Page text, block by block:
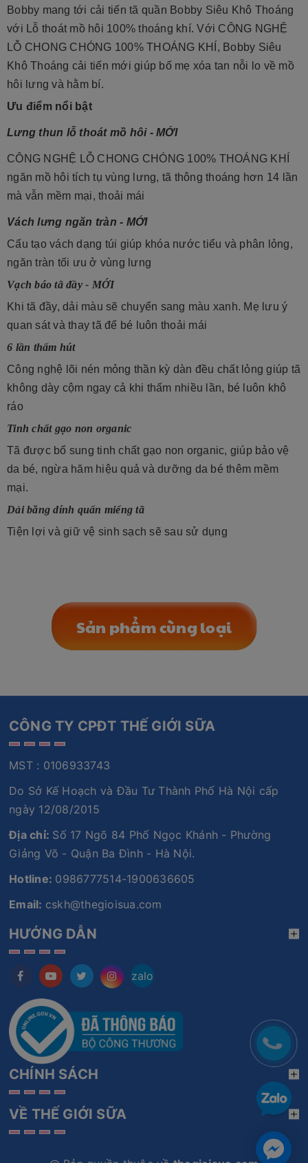
Bobby mang tới cải tiến tã quần Bobby Siêu Khô Thoáng
với Lỗ thoát mồ hôi 100% thoáng khí. Với CÔNG NGHỆ
LỖ CHONG CHÓNG 100% THOÁNG KHÍ, Bobby Siêu
Khô Thoáng cải tiến mới giúp bố mẹ xóa tan nỗi lo về mồ
hôi lưng và hằm bí.
Ưu điểm nổi bật
Lưng thun lỗ thoát mồ hôi - MỚI
CÔNG NGHỆ LỖ CHONG CHÓNG 100% THOÁNG KHÍ
ngăn mồ hôi tích tụ vùng lưng, tã thông thoáng hơn 14 lần
mà vẫn mềm mại, thoải mái
Vách lưng ngăn tràn - MỚI
Cấu tạo vách dạng túi giúp khóa nước tiểu và phân lỏng,
ngăn tràn tối ưu ở vùng lưng
Vạch báo tã đầy - MỚI
Khi tã đầy, dải màu sẽ chuyển sang màu xanh. Mẹ lưu ý
quan sát và thay tã để bé luôn thoải mái
6 lần thấm hút
Công nghệ lõi nén mỏng thần kỳ dàn đều chất lỏng giúp tã
không dày cộm ngay cả khi thấm nhiều lần, bé luôn khô
ráo
Tinh chất gạo non organic
Tã được bổ sung tinh chất gạo non organic, giúp bảo vệ
da bé, ngừa hăm hiệu quả và dưỡng da bé thêm mềm
mại.
Dải băng dính quấn miếng tã
Tiện lợi và giữ vệ sinh sạch sẽ sau sử dụng
Sản phẩm cùng loại
CÔNG TY CPĐT THẾ GIỚI SỮA
MST : 0106933743
Do Sở Kế Hoạch và Đầu Tư Thành Phố Hà Nội cấp
ngày 12/08/2015
Địa chỉ: Số 17 Ngõ 84 Phố Ngọc Khánh - Phường
Giảng Võ - Quận Ba Đình - Hà Nội.
Hotline: 0986777514-1900636605
Email: cskh@thegioisua.com
HƯỚNG DẪN
zalo
CHÍNH SÁCH
VỀ THẾ GIỚI SỮA